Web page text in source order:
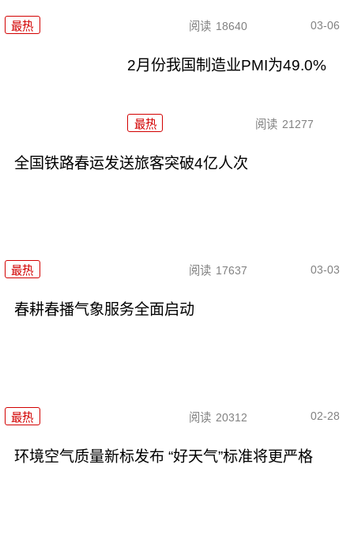
最热 阅读 18640 03-06
2月份我国制造业PMI为49.0%
最热 阅读 21277
全国铁路春运发送旅客突破4亿人次
最热 阅读 17637 03-03
春耕春播气象服务全面启动
最热 阅读 20312 02-28
环境空气质量新标发布 “好天气”标准将更严格